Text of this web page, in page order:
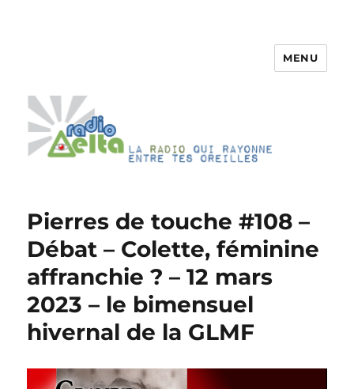
MENU
Pierres de touche #108 –
Débat – Colette, féminine
affranchie ? – 12 mars
2023 – le bimensuel
hivernal de la GLMF